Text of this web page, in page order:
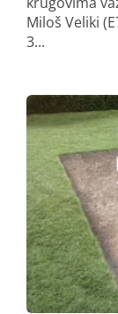
Miloš Veliki
3...